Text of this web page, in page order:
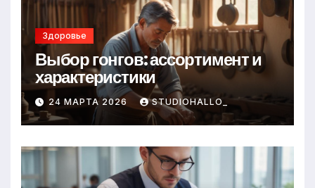
Здоровье
Выбор гонгов: ассортимент и
характеристики
24 МАРТА 2026 STUDIOHALLO_